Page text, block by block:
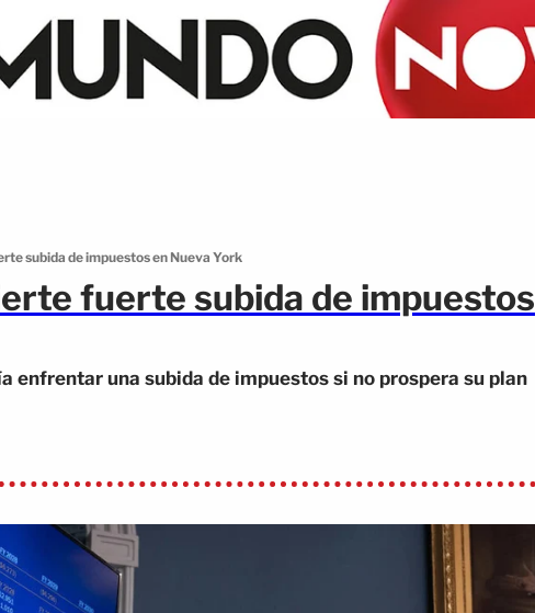
subida de impuestos en Nueva York
fuerte subida de impuestos
enfrentar una subida de impuestos si no prospera su plan